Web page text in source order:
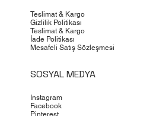
Teslimat & Kargo
Gizlilik Politikası
Teslimat & Kargo
İade Politikası
Mesafeli Satış Sözleşmesi
SOSYAL MEDYA
Instagram
Facebook